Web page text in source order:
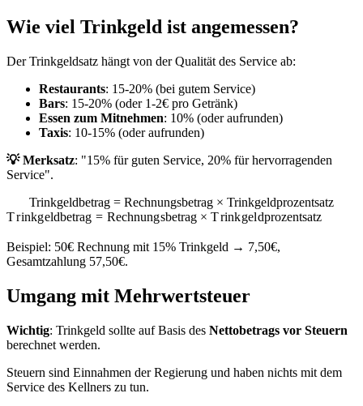
Wie viel Trinkgeld ist angemessen?
Der Trinkgeldsatz hängt von der Qualität des Service ab:
Restaurants: 15-20% (bei gutem Service)
Bars: 15-20% (oder 1-2€ pro Getränk)
Essen zum Mitnehmen: 10% (oder aufrunden)
Taxis: 10-15% (oder aufrunden)
💡 Merksatz: "15% für guten Service, 20% für hervorragenden
Service".
Trinkgeldbetrag = Rechnungsbetrag × Trinkgeldprozentsatz
Trinkgeldbetrag = Rechnungsbetrag × Trinkgeldprozentsatz
Beispiel: 50€ Rechnung mit 15% Trinkgeld → 7,50€,
Gesamtzahlung 57,50€.
Umgang mit Mehrwertsteuer
Wichtig: Trinkgeld sollte auf Basis des Nettobetrags vor Steuern
berechnet werden.
Steuern sind Einnahmen der Regierung und haben nichts mit dem
Service des Kellners zu tun.